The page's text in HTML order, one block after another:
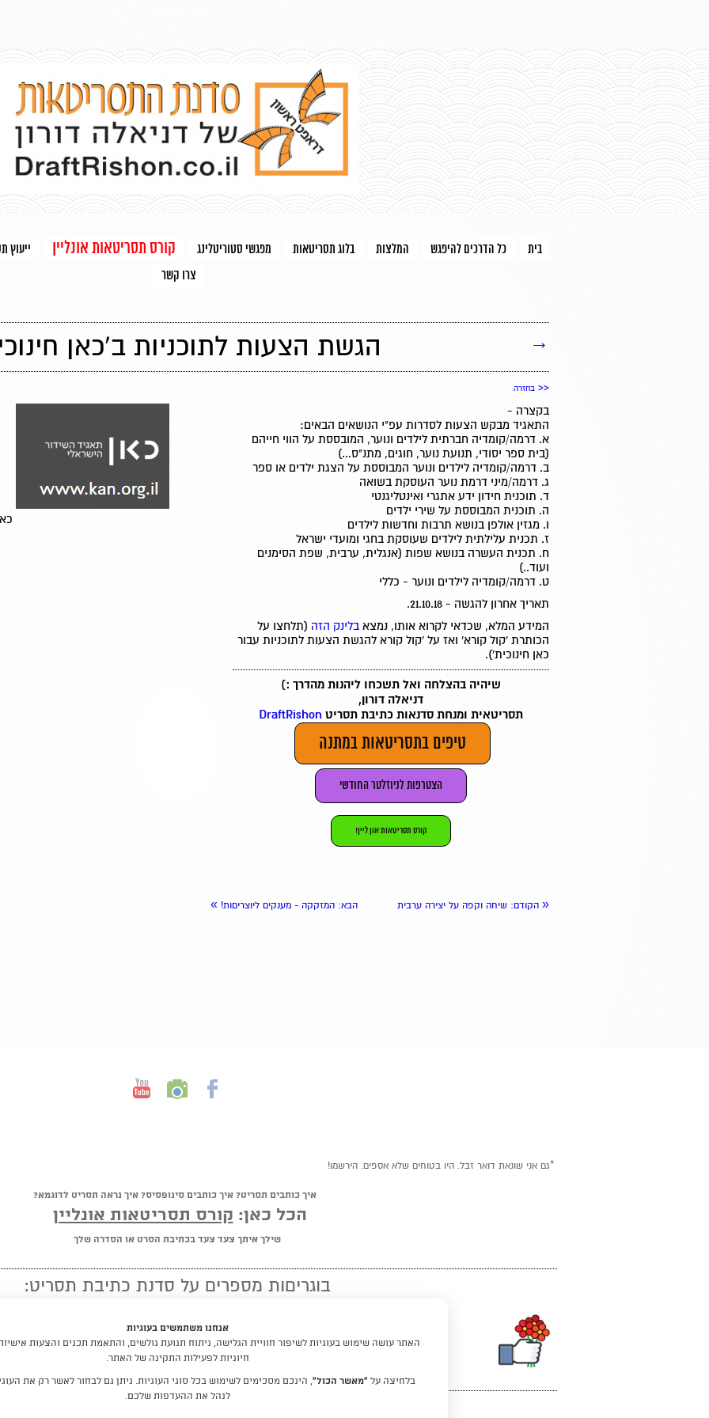
בית כל הדרכים להיפגש המלצות בלוג תסריטאות מפגשי סטוריטלינג קורס תסריטאות אונליין ייעוץ
צרו קשר
הגשת הצעות לתוכניות ב'כאן →
<< בחזרה
בקצרה -
התאגיד מבקש הצעות לסדרות עפ"י הנושאים הבאים:
א. דרמה/קומדיה חברתית לילדים ונוער, המובססת על הווי חייהם
(בית ספר יסודי, תנועת נוער, חוגים, מתנ"ס...)
ב. דרמה/קומדיה לילדים ונוער המבוססת על הצגת ילדים או ספר
ג. דרמה/מיני דרמת נוער העוסקת בשואה
ד. תוכנית חידון ידע אתגרי ואינטליגנטי
ה. תוכנית המבוססת על שירי ילדים
ו. מגזין אולפן בנושא תרבות וחדשות לילדים
ז. תכנית עלילתית לילדים שעוסקת בחגי ומועדי ישראל
ח. תכנית העשרה בנושא שפות (אנגלית, ערבית, שפת הסימנים
ועוד..)
ט. דרמה/קומדיה לילדים ונוער - כללי
תאריך אחרון להגשה - 21.10.18.
המידע המלא, שכדאי לקרוא אותו, נמצא בלינק הזה (תלחצו על
הכותרת 'קול קורא' ואז על 'קול קורא להגשת הצעות לתוכניות עבור
כאן חינוכית').
שיהיה בהצלחה ואל תשכחו ליהנות מהדרך :)
דניאלה דורון,
תסריטאית ומנחת סדנאות כתיבת תסריט DraftRishon
טיפים בתסריטאות במתנה
הצטרפות לניוזלטר החודשי
קורס תסריטאות און ליין!
« הקודם: שיחה וקפה על יצירה ערבית הבא: המזקקה - מענקים ליוצריםות! »
*גם אני שונאת דואר זבל. היו בטוחים שלא אספים. הירשמו!
איך כותבים תסריט? איך כותבים סינופסיס? איך נראה תסריט לדוגמא?
הכל כאן: קורס תסריטאות אונליין
שילך איתך צעד צעד בכתיבת הסרט או הסדרה שלך
בוגריםות מספרים על סדנת כתיבת תסריט:
"מומלץ לכל מי שיש לו חלום לכתוב
לימודי תסריטאות וסטוריטלינג עם דניאלה דורון
אנחנו משתמשים בעוגיות
האתר עושה שימוש בעוגיות לשיפור חוויית הגלישה, ניתוח תנועת גולשים, והתאמת תכנים והצעות
חיוניות לפעילות התקינה של האתר.
בלחיצה על “מאשר הכול”, הינכם מסכימים לשימוש בכל סוגי העוגיות. ניתן גם לבחור לאשר רק את
לנהל את ההעדפות שלכם.